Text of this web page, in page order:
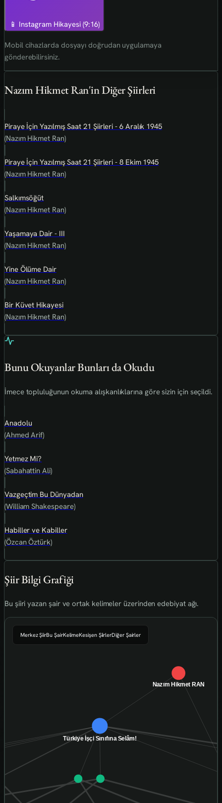
📱 Instagram Hikayesi (9:16)
Mobil cihazlarda dosyayı doğrudan uygulamaya
gönderebilirsiniz.
Nazım Hikmet Ran'in Diğer Şiirleri
Piraye İçin Yazılmış Saat 21 Şiirleri - 6 Aralık 1945
(Nazım Hikmet Ran)
Piraye İçin Yazılmış Saat 21 Şiirleri - 8 Ekim 1945
(Nazım Hikmet Ran)
Salkımsöğüt
(Nazım Hikmet Ran)
Yaşamaya Dair - III
(Nazım Hikmet Ran)
Yine Ölüme Dair
(Nazım Hikmet Ran)
Bir Küvet Hikayesi
(Nazım Hikmet Ran)
Bunu Okuyanlar Bunları da Okudu
İmece topluluğunun okuma alışkanlıklarına göre sizin için seçildi.
Anadolu
(Ahmed Arif)
Yetmez Mi?
(Sabahattin Ali)
Vazgeçtim Bu Dünyadan
(William Shakespeare)
Habiller ve Kabiller
(Özcan Öztürk)
Şiir Bilgi Grafiği
Bu şiiri yazan şair ve ortak kelimeler üzerinden edebiyat ağı.
Merkez ŞiirBu ŞairKelimeKesişen ŞiirlerDiğer Şairler